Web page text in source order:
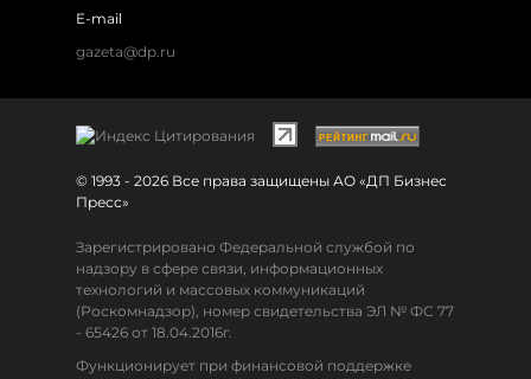
E-mail
gazeta@dp.ru
© 1993 - 2026 Все права защищены АО «ДП Бизнес
Пресс»
Зарегистрировано Федеральной службой по
надзору в сфере связи, информационных
технологий и массовых коммуникаций
(Роскомнадзор), номер свидетельства ЭЛ № ФС 77
- 65426 от 18.04.2016г.
Функционирует при финансовой поддержке